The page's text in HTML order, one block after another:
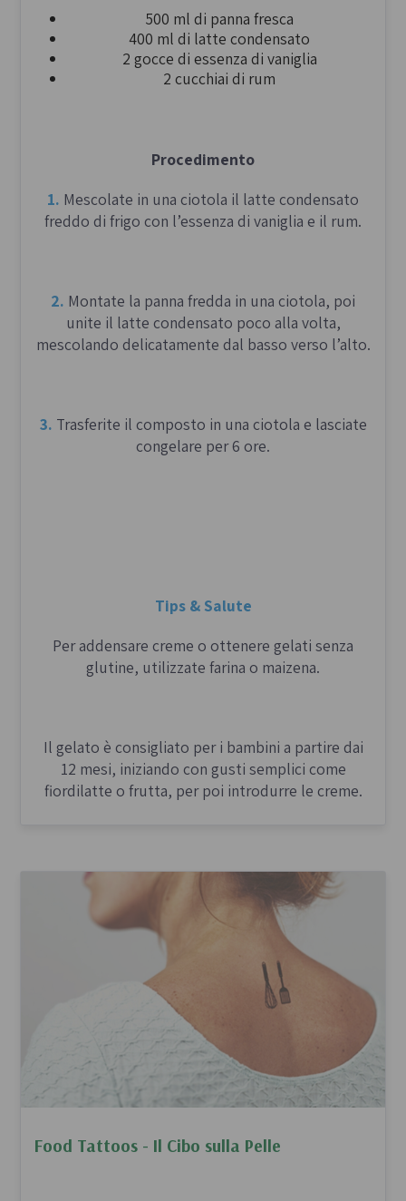
500 ml di panna fresca
400 ml di latte condensato
2 gocce di essenza di vaniglia
2 cucchiai di rum
Procedimento
1. Mescolate in una ciotola il latte condensato
freddo di frigo con l’essenza di vaniglia e il rum.
2. Montate la panna fredda in una ciotola, poi
unite il latte condensato poco alla volta,
mescolando delicatamente dal basso verso l’alto.
3. Trasferite il composto in una ciotola e lasciate
congelare per 6 ore.
Tips & Salute
Per addensare creme o ottenere gelati senza
glutine, utilizzate farina o maizena.
Il gelato è consigliato per i bambini a partire dai
12 mesi, iniziando con gusti semplici come
fiordilatte o frutta, per poi introdurre le creme.
Food Tattoos - Il Cibo sulla Pelle